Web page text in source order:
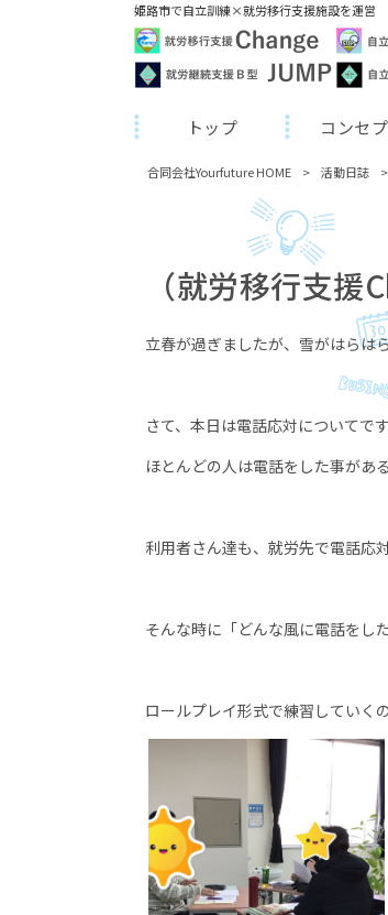
姫路市で自立訓練×就労移行支援施設を運営
トップ コンセ
合同会社Yourfuture HOME > 活動日誌 >
（就労移行支
立春が過ぎましたが、雪がはらは
さて、本日は電話応対についてです
ほとんどの人は電話をした事があ
利用者さん達も、就労先で電話応
そんな時に「どんな風に電話をし
ロールプレイ形式で練習していく